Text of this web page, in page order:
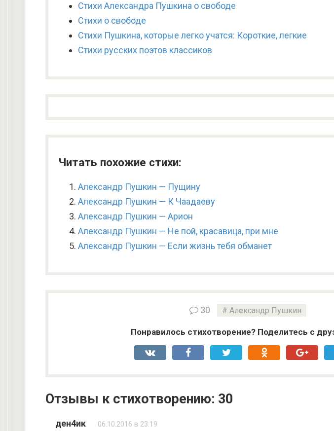
Стихи Александра Пушкина о свободе
Стихи о свободе
Стихи Пушкина, которые легко учатся: Короткие, легкие
Стихи русских поэтов классиков
Читать похожие стихи:
Александр Пушкин — Пущину
Александр Пушкин — К Чаадаеву
Александр Пушкин — Арион
Александр Пушкин — Не пой, красавица, при мне
Александр Пушкин — Если жизнь тебя обманет
30 Александр Пушкин
Понравилось стихотворение? Поделитесь с
Отзывы к стихотворению: 30
ден4ик 06.10.2016 в 23:19